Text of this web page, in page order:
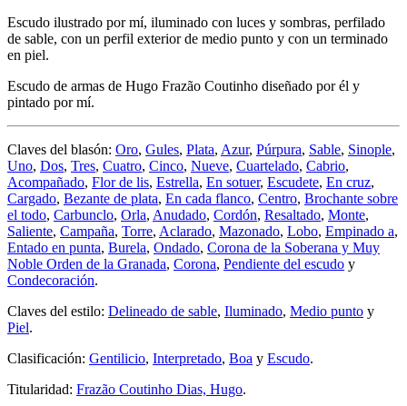
Escudo ilustrado por mí, iluminado con luces y sombras, perfilado
de sable, con un perfil exterior de medio punto y con un terminado
en piel.
Escudo de armas de Hugo Frazão Coutinho diseñado por él y
pintado por mí.
Claves del blasón: Oro, Gules, Plata, Azur, Púrpura, Sable, Sinople,
Uno, Dos, Tres, Cuatro, Cinco, Nueve, Cuartelado, Cabrio,
Acompañado, Flor de lis, Estrella, En sotuer, Escudete, En cruz,
Cargado, Bezante de plata, En cada flanco, Centro, Brochante sobre
el todo, Carbunclo, Orla, Anudado, Cordón, Resaltado, Monte,
Saliente, Campaña, Torre, Aclarado, Mazonado, Lobo, Empinado a,
Entado en punta, Burela, Ondado, Corona de la Soberana y Muy
Noble Orden de la Granada, Corona, Pendiente del escudo y
Condecoración.
Claves del estilo: Delineado de sable, Iluminado, Medio punto y
Piel.
Clasificación: Gentilicio, Interpretado, Boa y Escudo.
Titularidad: Frazão Coutinho Dias, Hugo.